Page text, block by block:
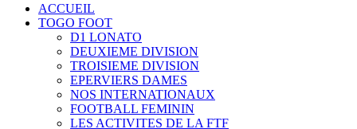
ACCUEIL
TOGO FOOT
D1 LONATO
DEUXIEME DIVISION
TROISIEME DIVISION
EPERVIERS DAMES
NOS INTERNATIONAUX
FOOTBALL FEMININ
LES ACTIVITES DE LA FTF